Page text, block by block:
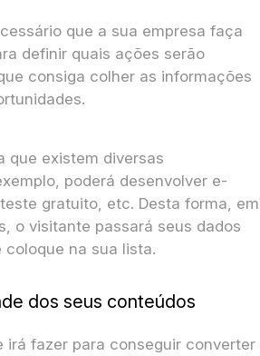
que a sua empresa faça
definir quais ações serão
consiga colher as informações
que existem diversas
poderá desenvolver e-
gratuito, etc. Desta forma, em
o visitante passará seus dados
na sua lista.
dos seus conteúdos
irá fazer para conseguir converter